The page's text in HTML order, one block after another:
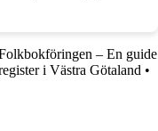
– En guide
i Västra Götaland •